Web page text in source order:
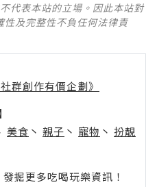
代表本站的立場。因此本站對
及完整性不負任何法律責
群創作有價企劃》
美食 丶 親子 丶 寵物 丶 扮靚
掘更多吃喝玩樂資訊！